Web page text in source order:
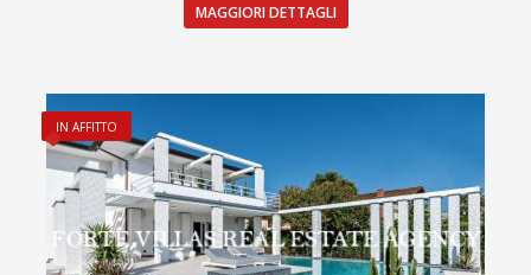
MAGGIORI DETTAGLI
IN AFFITTO